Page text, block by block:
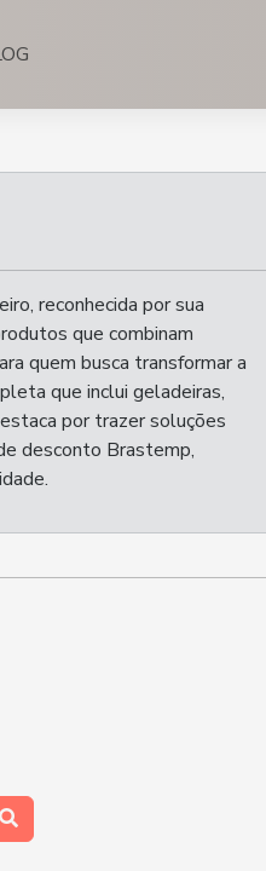
reconhecida por sua
que combinam
quem busca transformar a
que inclui geladeiras,
por trazer soluções
desconto Brastemp,